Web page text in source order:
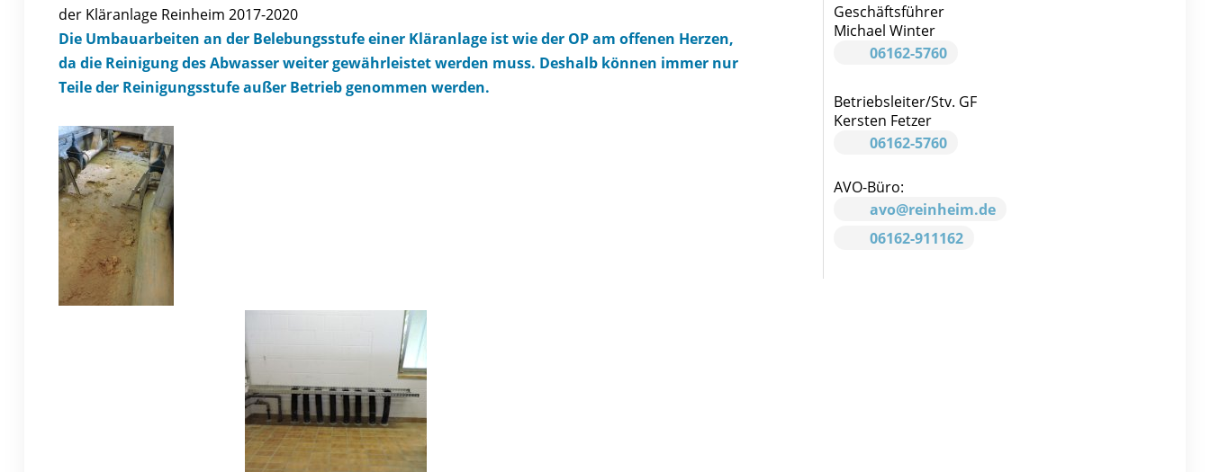
der Kläranlage Reinheim 2017-2020
Die Umbauarbeiten an der Belebungsstufe einer Kläranlage ist wie der OP am offenen Herzen,
da die Reinigung des Abwasser weiter gewährleistet werden muss. Deshalb können immer nur
Teile der Reinigungsstufe außer Betrieb genommen werden.
Geschäftsführer
Michael Winter
06162-5760
Betriebsleiter/Stv. GF
Kersten Fetzer
06162-5760
AVO-Büro:
avo@reinheim.de
06162-911162